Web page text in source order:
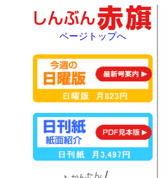
ページトップへ